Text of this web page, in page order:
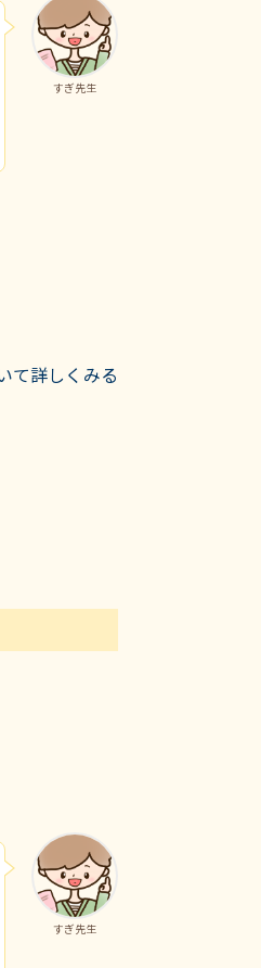
すぎ先生
て詳しくみる
すぎ先生